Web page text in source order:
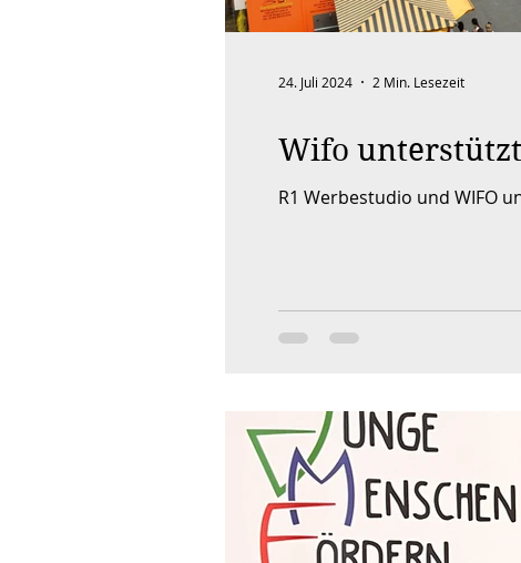
Wifo
R1 Werbestudio und WIFO
24. Juli 2024 2 Min. Lesezeit